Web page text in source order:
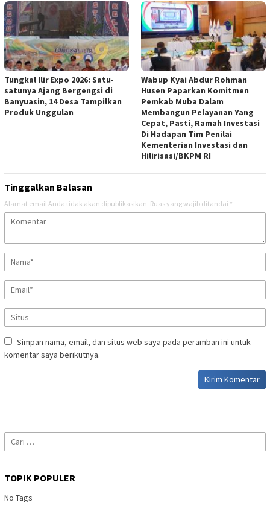
Tungkal Ilir Expo 2026: Satu-
satunya Ajang Bergengsi di
Banyuasin, 14 Desa Tampilkan
Produk Unggulan
Wabup Kyai Abdur Rohman
Husen Paparkan Komitmen
Pemkab Muba Dalam
Membangun Pelayanan Yang
Cepat, Pasti, Ramah Investasi
Di Hadapan Tim Penilai
Kementerian Investasi dan
Hilirisasi/BKPM RI
Tinggalkan Balasan
Alamat email Anda tidak akan dipublikasikan. Ruas yang wajib ditandai *
Simpan nama, email, dan situs web saya pada peramban ini untuk
komentar saya berikutnya.
Cari
untuk:
TOPIK POPULER
No Tags